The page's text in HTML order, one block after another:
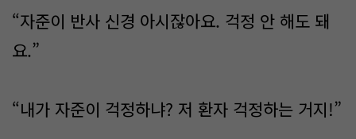
“자준이 반사 신경 아시잖아요. 걱정 안 해도 돼
요.”
“내가 자준이 걱정하냐? 저 환자 걱정하는 거지!”